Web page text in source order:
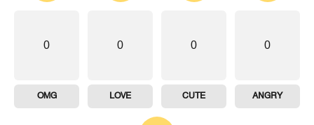
0
ANGRY
0
CUTE
0
LOVE
0
OMG